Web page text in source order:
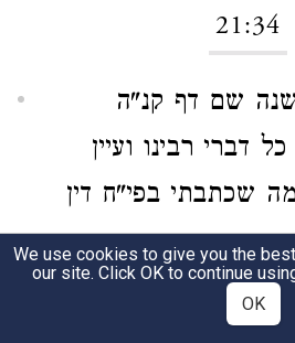
21:34
שם דף קנ"ה
דברי רבינו ועיין
שכתבתי בפי"ח דין
21:35
We use cookies to give you the
our site. Click OK to continue
OK